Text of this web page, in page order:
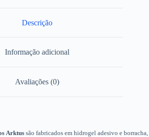
Descrição
Informação adicional
Avaliações (0)
Arktus são fabricados em hidrogel adesivo e borracha,